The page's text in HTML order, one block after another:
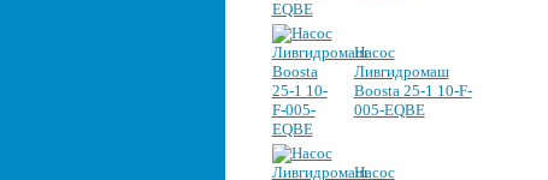
Насос
Ливгидромаш
Boosta 25-1 10-F-
005-EQBE
Насос